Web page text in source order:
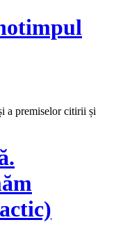
a premiselor citirii și